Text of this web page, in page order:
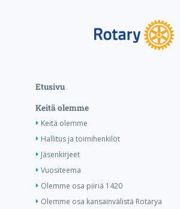
Etusivu
Keitä olemme
Keitä olemme
Hallitus ja toimihenkilöt
Jäsenkirjeet
Vuositeema
Olemme osa piiriä 1420
Olemme osa kansainvälistä Rotarya